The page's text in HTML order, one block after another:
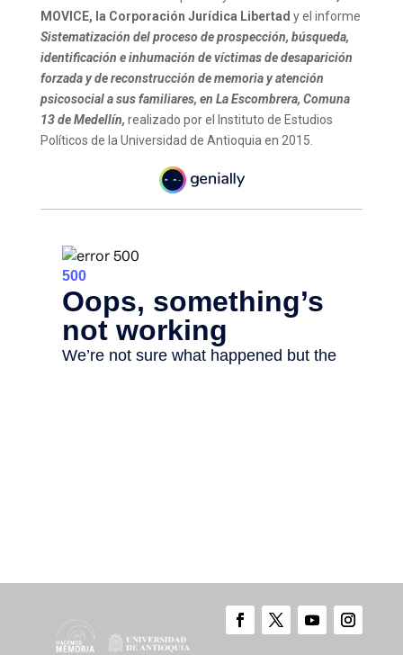
MOVICE, la Corporación Jurídica Libertad y el informe
Sistematización del proceso de prospección, búsqueda,
identificación e inhumación de víctimas de desaparición
forzada y de reconstrucción de memoria y atención
psicosocial a sus familiares, en La Escombrera, Comuna
13 de Medellín, realizado por el Instituto de Estudios
Políticos de la Universidad de Antioquia en 2015.